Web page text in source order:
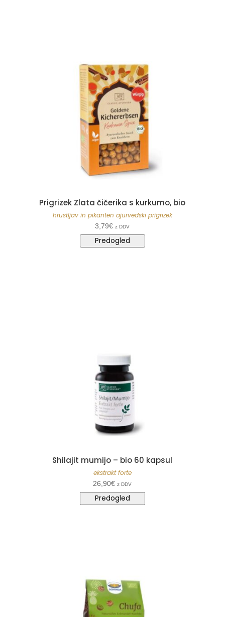
Prigrizek Zlata čičerika s kurkumo, bio
hrustljav in pikanten ajurvedski prigrizek
3,79€ z DDV
Predogled
Shilajit mumijo – bio 60 kapsul
ekstrakt forte
26,90€ z DDV
Predogled